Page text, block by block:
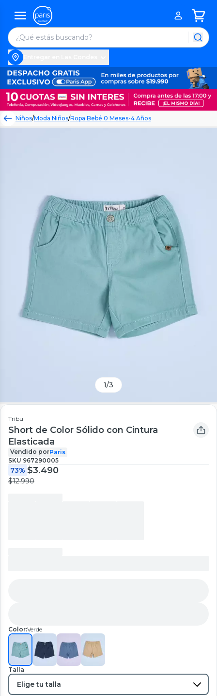
Niños/Moda Niños/Ropa Bebé 0 Meses-4 Años
1/3
Tribu
Short de Color Sólido con Cintura
Elasticada
Vendido porParis
SKU 967290005
73% $3.490
$12.990
Color:Verde
Talla